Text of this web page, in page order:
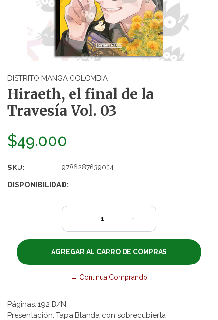
DISTRITO MANGA COLOMBIA
Hiraeth, el final de la
Travesía Vol. 03
$49.000
SKU: 9786287639034
DISPONIBILIDAD:
1
- +
← Continúa Comprando
Páginas: 192 B/N
Presentación: Tapa Blanda con sobrecubierta